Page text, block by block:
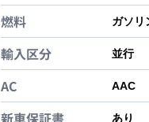
燃料 ガソリ
輸入区分 並行
AC AAC
新車保証書 あり